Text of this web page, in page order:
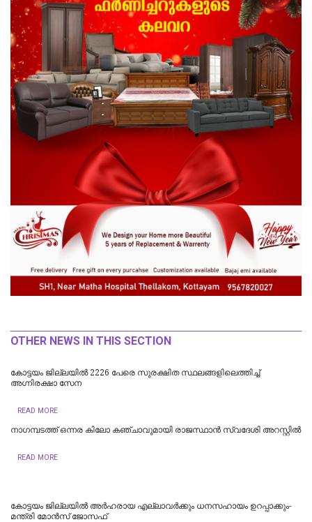
OTHER NEWS IN THIS SECTION
​കോട്ടയം ജില്ലയില്‍ 2226 പേരെ സുരക്ഷിത സ്ഥലങ്ങളിലെത്തിച്ച്
അഗ്നിരക്ഷാ സേന
READ MORE
നാഗമ്പടത്ത് ഒന്നര കിലോ കഞ്ചാവുമായി രാജസ്ഥാന്‍ സ്വദേശി അറസ്റ്റില്‍
READ MORE
കോട്ടയം ജില്ലയില്‍ അര്‍ഹരായ എല്ലാവര്‍ക്കും ധനസഹായം ഉറപ്പാക്കും-
മന്ത്രി മോന്‍സ് ജോസഫ്